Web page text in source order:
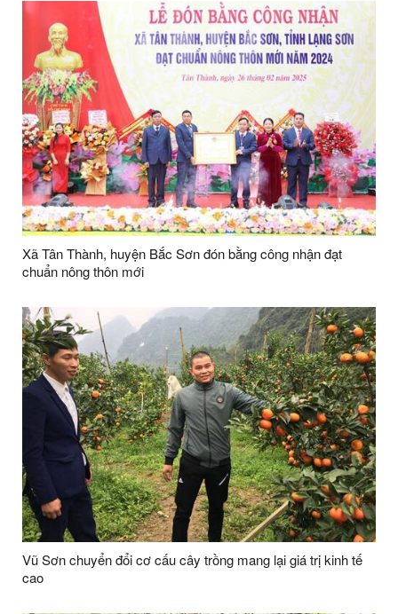
Xã Tân Thành, huyện Bắc Sơn đón bằng công nhận đạt
chuẩn nông thôn mới
Vũ Sơn chuyển đổi cơ cấu cây trồng mang lại giá trị kinh tế
cao